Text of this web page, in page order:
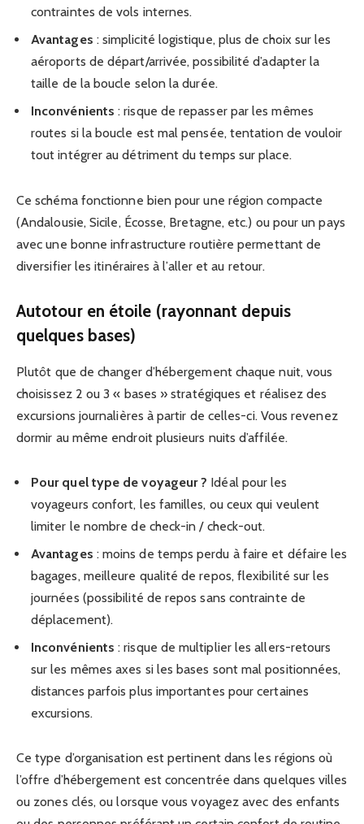
contraintes de vols internes.
Avantages : simplicité logistique, plus de choix sur les
aéroports de départ/arrivée, possibilité d’adapter la
taille de la boucle selon la durée.
Inconvénients : risque de repasser par les mêmes
routes si la boucle est mal pensée, tentation de vouloir
tout intégrer au détriment du temps sur place.
Ce schéma fonctionne bien pour une région compacte
(Andalousie, Sicile, Écosse, Bretagne, etc.) ou pour un pays
avec une bonne infrastructure routière permettant de
diversifier les itinéraires à l’aller et au retour.
Autotour en étoile (rayonnant depuis
quelques bases)
Plutôt que de changer d’hébergement chaque nuit, vous
choisissez 2 ou 3 « bases » stratégiques et réalisez des
excursions journalières à partir de celles-ci. Vous revenez
dormir au même endroit plusieurs nuits d’affilée.
Pour quel type de voyageur ? Idéal pour les
voyageurs confort, les familles, ou ceux qui veulent
limiter le nombre de check-in / check-out.
Avantages : moins de temps perdu à faire et défaire les
bagages, meilleure qualité de repos, flexibilité sur les
journées (possibilité de repos sans contrainte de
déplacement).
Inconvénients : risque de multiplier les allers-retours
sur les mêmes axes si les bases sont mal positionnées,
distances parfois plus importantes pour certaines
excursions.
Ce type d’organisation est pertinent dans les régions où
l’offre d’hébergement est concentrée dans quelques villes
ou zones clés, ou lorsque vous voyagez avec des enfants